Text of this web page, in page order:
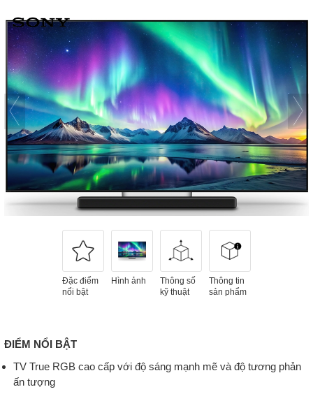
Đặc điểm
nổi bật
Hình ảnh
Thông số
kỹ thuật
Thông tin
sản phẩm
ĐIỂM NỔI BẬT
TV True RGB cao cấp với độ sáng mạnh mẽ và độ tương phản
ấn tượng